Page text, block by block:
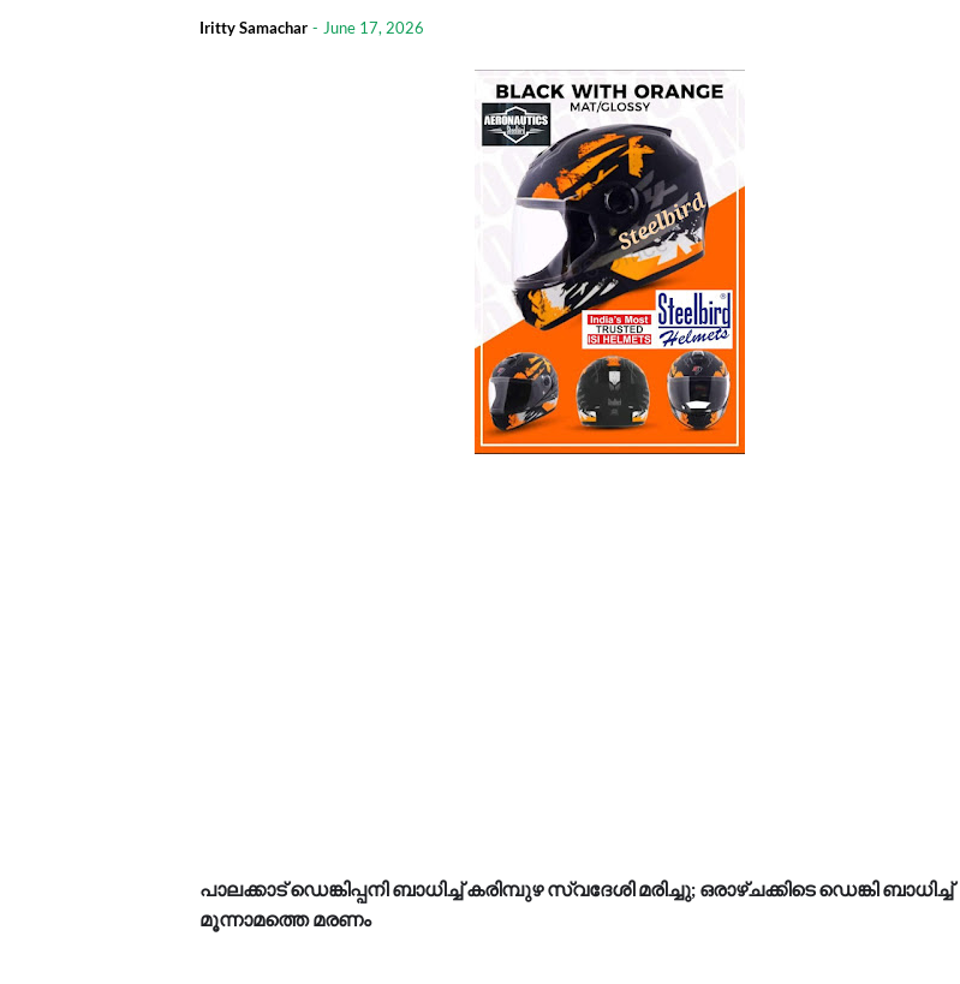
Iritty Samachar - June 17, 2026
പാലക്കാട് ഡെങ്കിപ്പനി ബാധിച്ച് കരിമ്പുഴ സ്വദേശി മരിച്ചു; ഒരാഴ്ചക്കിടെ ഡെങ്കി ബാധിച്ച്
മൂന്നാമത്തെ മരണം